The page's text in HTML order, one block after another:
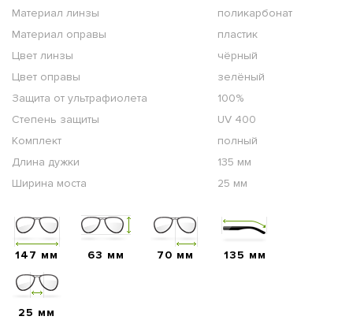
Материал линзы
поликарбонат
Материал оправы
пластик
Цвет линзы
чёрный
Цвет оправы
зелёный
Защита от ультрафиолета
100%
Степень защиты
UV 400
Комплект
полный
Длина дужки
135 мм
Ширина моста
25 мм
147 мм 63 мм 70 мм 135 мм
25 мм